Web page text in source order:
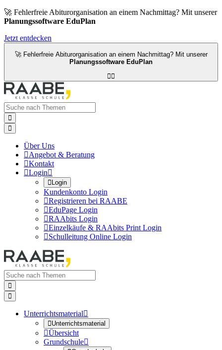
🚀 Fehlerfreie Abiturorganisation an einem Nachmittag? Mit unserer
Planungssoftware EduPlan
Jetzt entdecken
🚀 Fehlerfreie Abiturorganisation an einem Nachmittag? Mit unserer
Planungssoftware EduPlan



Über Uns
Angebot & Beratung
Kontakt
Login
Login
Kundenkonto Login
Registrieren bei RAABE
EduPage Login
RAAbits Login
Einzelkäufe & RAAbits Print Login
Schulleitung Online Login


Unterrichtsmaterial
Unterrichtsmaterial
Übersicht
Grundschule